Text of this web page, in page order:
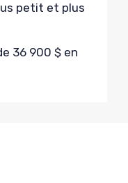
petit et plus
36 900 $ en